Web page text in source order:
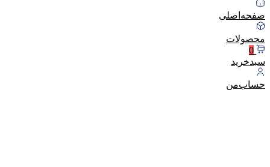
صفحه‌اصلی
محصولات
0
سبد‌خرید
حساب‌من